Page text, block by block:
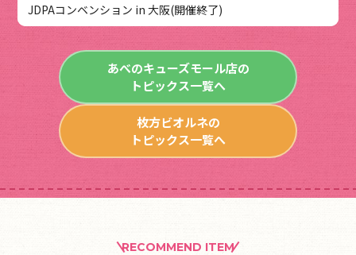
JDPAコンベンション in 大阪(開催終了)
あべのキューズモール店の
トピックス一覧へ
枚方ビオルネの
トピックス一覧へ
RECOMMEND ITEM